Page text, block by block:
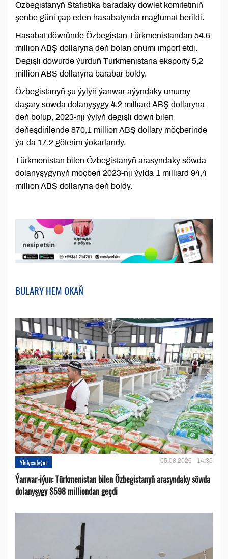
Özbegistanyň Statistika baradaky döwlet komitetiniň
şenbe güni çap eden hasabatynda maglumat berildi.
Hasabat döwründe Özbegistan Türkmenistandan 54,6
million ABŞ dollaryna deň bolan önümi import etdi.
Degişli döwürde ýurduň Türkmenistana eksporty 5,2
million ABŞ dollaryna barabar boldy.
Özbegistanyň şu ýylyň ýanwar aýyndaky umumy
daşary söwda dolanyşygy 4,2 milliard ABŞ dollaryna
deň bolup, 2023-nji ýylyň degişli döwri bilen
deňeşdirilende 870,1 million ABŞ dollary möçberinde
ýa-da 17,2 göterim ýokarlandy.
Türkmenistan bilen Özbegistanyň arasyndaky söwda
dolanyşygynyň möçberi 2023-nji ýylda 1 milliard 94,4
million ABŞ dollaryna deň boldy.
BULARY HEM OKAŇ
Ykdysadyýet 05.08.2026 - 14:35
Ýanwar-iýun: Türkmenistan bilen Özbegistanyň arasyndaky söwda
dolanyşygy $598 milliondan geçdi